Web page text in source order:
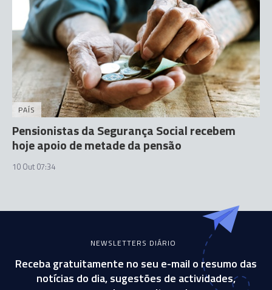
PAÍS
Pensionistas da Segurança Social recebem
hoje apoio de metade da pensão
10 Out 07:34
NEWSLETTERS DIÁRIO
Receba gratuitamente no seu e-mail o resumo das
notícias do dia, sugestões de actividades,